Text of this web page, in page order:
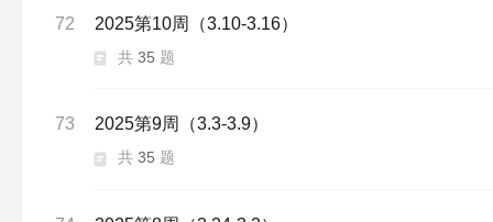
72 2025第10周（3.10-3.16）
共 35 题
73 2025第9周（3.3-3.9）
共 35 题